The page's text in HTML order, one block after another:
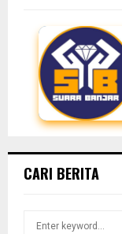
CARI BERITA